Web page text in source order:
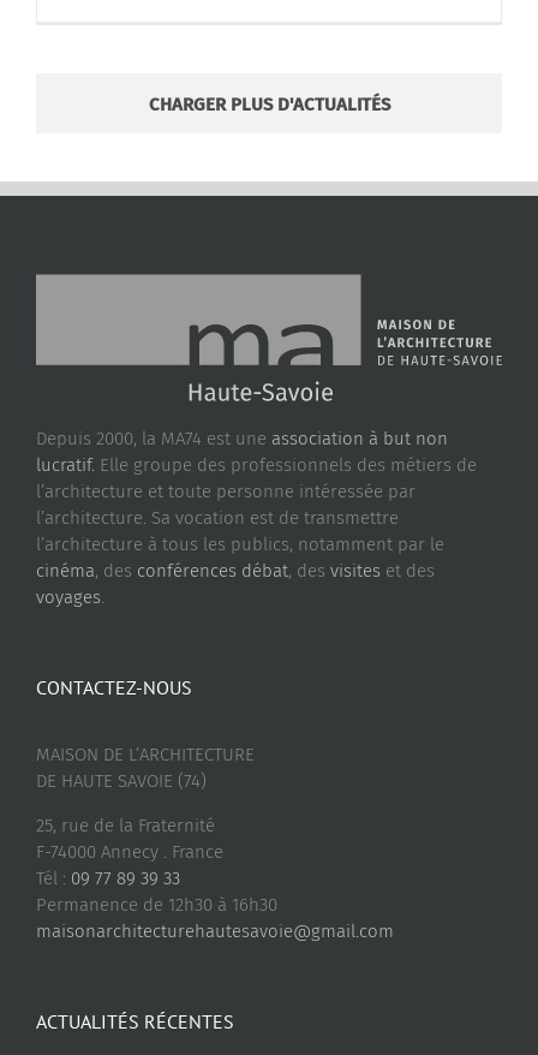
CHARGER PLUS D'ACTUALITÉS
Depuis 2000, la MA74 est une association à but non
lucratif. Elle groupe des professionnels des métiers de
l’architecture et toute personne intéressée par
l’architecture. Sa vocation est de transmettre
l’architecture à tous les publics, notamment par le
cinéma, des conférences débat, des visites et des
voyages.
ACTUALITÉS RÉCENTES
CONTACTEZ-NOUS
MAISON DE L’ARCHITECTURE
DE HAUTE SAVOIE (74)
25, rue de la Fraternité
F-74000 Annecy . France
Tél : 09 77 89 39 33
Permanence de 12h30 à 16h30
maisonarchitecturehautesavoie@gmail.com